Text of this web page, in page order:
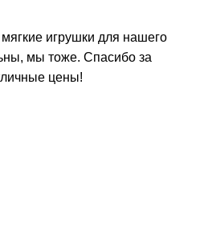
игрушки для нашего
мы тоже. Спасибо за
цены!